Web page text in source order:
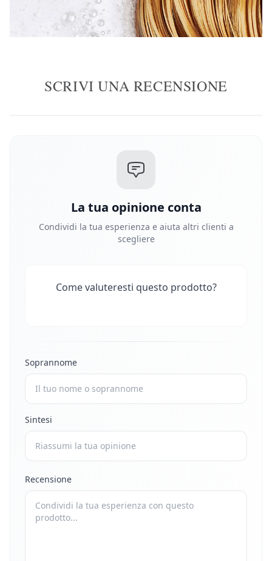
SCRIVI UNA RECENSIONE
La tua opinione conta
Condividi la tua esperienza e aiuta altri clienti a
scegliere
Come valuteresti questo prodotto?
Soprannome
Sintesi
Recensione